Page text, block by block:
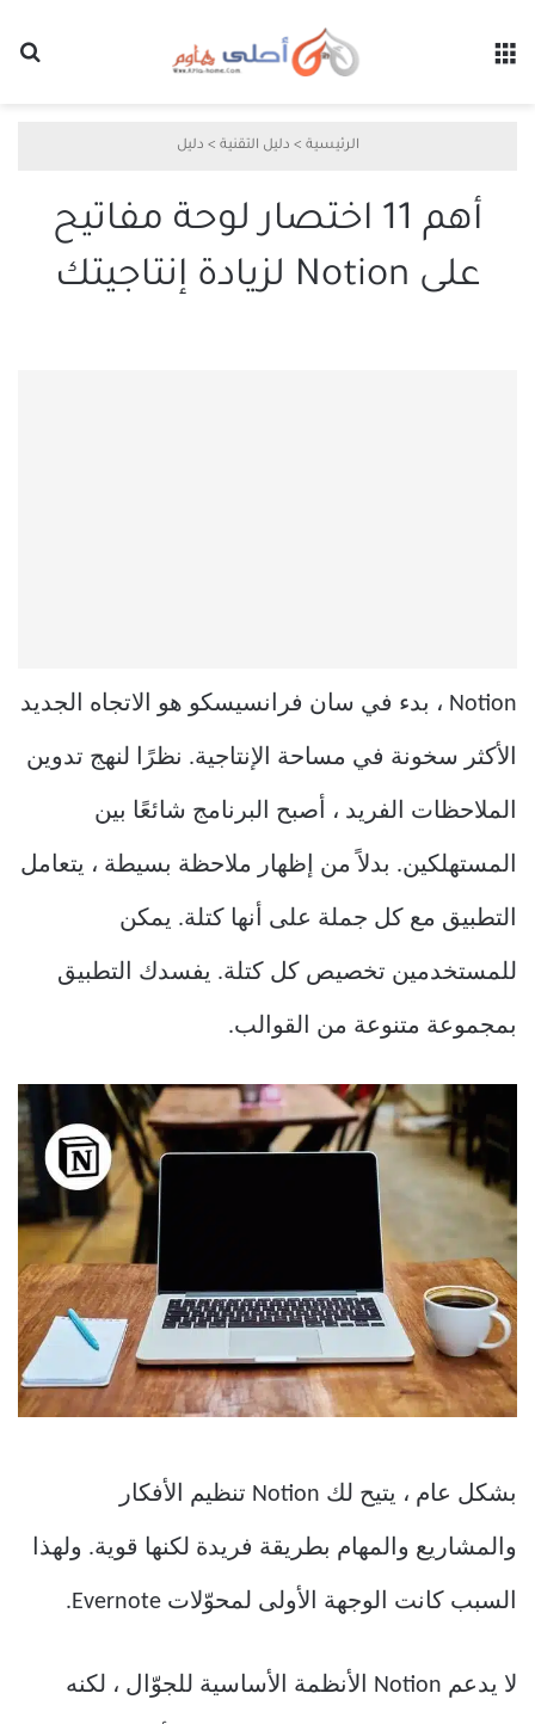
الرئيسية > دليل التقنية > دليل
أهم 11 اختصار لوحة مفاتيح
على Notion لزيادة إنتاجيتك
Notion ، بدء في سان فرانسيسكو هو الاتجاه الجديد
الأكثر سخونة في مساحة الإنتاجية. نظرًا لنهج تدوين
الملاحظات الفريد ، أصبح البرنامج شائعًا بين
المستهلكين. بدلاً من إظهار ملاحظة بسيطة ، يتعامل
التطبيق مع كل جملة على أنها كتلة. يمكن
للمستخدمين تخصيص كل كتلة. يفسدك التطبيق
بمجموعة متنوعة من القوالب.
بشكل عام ، يتيح لك Notion تنظيم الأفكار
والمشاريع والمهام بطريقة فريدة لكنها قوية. ولهذا
السبب كانت الوجهة الأولى لمحوّلات Evernote.
لا يدعم Notion الأنظمة الأساسية للجوّال ، لكنه